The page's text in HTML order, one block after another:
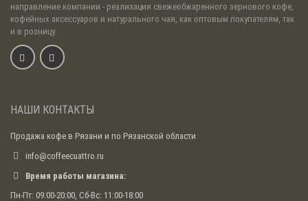
направление компании - реализация свежеобжаренного зернового кофе,
кофейных аксессуаров и натурального чая, как оптовым покупателям, так
и в розницу.
НАШИ КОНТАКТЫ
Продажа кофе в Рязани и по Рязанской области
info@coffeecuattro.ru
Время работы магазина:
Пн-Пт: 09:00-20:00, Сб-Вс: 11:00-18:00